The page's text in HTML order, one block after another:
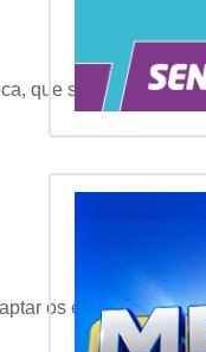
que são mais gentis
os exercícios às